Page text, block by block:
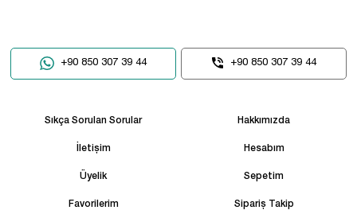
+90 850 307 39 44 +90 850 307 39 44
Sıkça Sorulan Sorular Hakkımızda
İletişim Hesabım
Üyelik Sepetim
Favorilerim Sipariş Takip